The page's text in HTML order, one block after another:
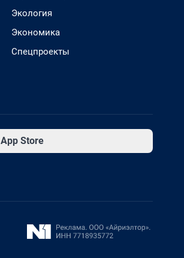
Экология
Экономика
Спецпроекты
App Store